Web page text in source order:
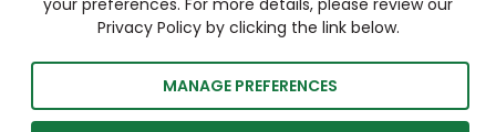
your preferences. For more details, please review our
Privacy Policy by clicking the link below.
MANAGE PREFERENCES